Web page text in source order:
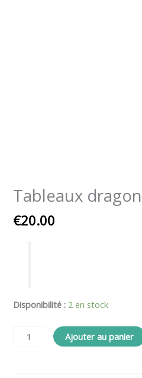
Tableaux
€20.00
Disponibilité : 2 en stock
Ajouter au panier